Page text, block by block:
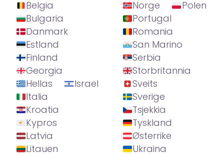
Belgia
Bulgaria
Danmark
Estland
Finland
Georgia
Hellas
Israel
Italia
Kroatia
Kypros
Latvia
Litauen
Norge
Polen
Portugal
Romania
San Marino
Serbia
Storbritannia
Sveits
Sverige
Tsjekkia
Tyskland
Østerrike
Ukraina